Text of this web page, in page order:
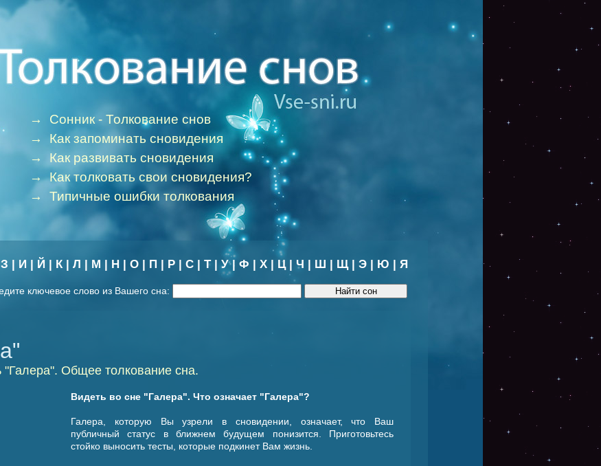
→ Сонник - Толкование снов
→ Как запоминать сновидения
→ Как развивать сновидения
→Как толковать свои сновидения?
→ Типичные ошибки толкования
З | И | Й | К| Л | М | Н | О | П | Р | С | Т|У| Ф | Х | Ц| Ч | Ш | Щ| Э | Ю | Я
ключевое слово из Вашего сна:
"Галера". Общее толкование сна.
Видеть во сне "Галера". Что означает "Галера"?
Галера, которую Вы узрели в сновидении, означает, что Ваш
публичный статус в ближнем будущем понизится. Приготовьтесь
стойко выносить тесты, которые подкинет Вам жизнь.